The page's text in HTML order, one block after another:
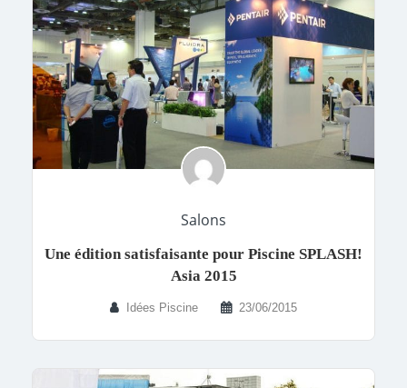
Salons
Une édition satisfaisante pour Piscine SPLASH!
Asia 2015
Idées Piscine 23/06/2015